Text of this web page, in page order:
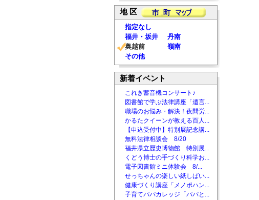
地 区
指定なし
福井・坂井
丹南
奥越前
嶺南
その他
新着イベント
これき蓄音機コンサート♪
図書館で学ぶ法律講座「遺言...
職場のお悩み・解決！夜間労...
かるたクイーンが教える百人...
【申込受付中】特別展記念講...
無料法律相談会 8/20
福井県立歴史博物館 特別展...
くどう博士の手づくり科学お...
電子図書館ミニ体験会 8/...
せっちゃんの楽しい紙しばい...
健康づくり講座「メノポハン...
子育てパパカレッジ「パパと...